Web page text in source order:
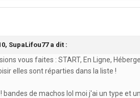
SupaLifou77 a dit :
vous faites : START, En Ligne,
elles sont réparties dans la liste !
bandes de machos lol moi j'ai un type et